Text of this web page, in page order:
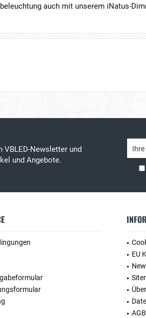
auch mit unserem iNatus-
Newsletter und
und Angebote.
EU
AGB